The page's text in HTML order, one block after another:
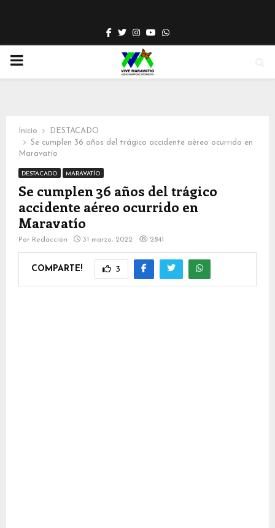
Facebook
TwitterInstagram
YoutubeWhatsapp
PRIMARY
Inicio
DESTACADO
Se cumplen 36 años del trágico accidente aéreo ocurrido en
Maravatío
DESTACADO MARAVATÍO
Se cumplen 36 años del trágico
accidente aéreo ocurrido en
Maravatío
Por Redacción 31 marzo, 2022 2841
COMPARTE! 3